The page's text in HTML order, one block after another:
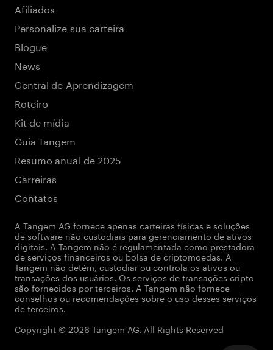
Afiliados
Personalize sua carteira
Blogue
News
Central de Aprendizagem
Roteiro
Kit de mídia
Guia Tangem
Resumo anual de 2025
Carreiras
Contatos
A Tangem AG fornece apenas carteiras físicas e soluções
de software não custodiais para gerenciamento de ativos
digitais. A Tangem não é regulamentada como prestadora
de serviços financeiros ou bolsa de criptomoedas. A
Tangem não detém, custodiar ou controla os ativos ou
transações dos usuários. Os serviços de transações cripto
são fornecidos por terceiros. A Tangem não fornece
conselhos ou recomendações sobre o uso desses serviços
de terceiros.